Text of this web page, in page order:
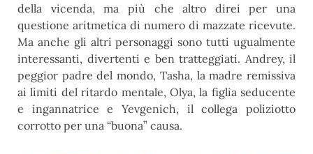
della vicenda, ma più che altro direi per una
questione aritmetica di numero di mazzate ricevute.
Ma anche gli altri personaggi sono tutti ugualmente
interessanti, divertenti e ben tratteggiati. Andrey, il
peggior padre del mondo, Tasha, la madre remissiva
ai limiti del ritardo mentale, Olya, la figlia seducente
e ingannatrice e Yevgenich, il collega poliziotto
corrotto per una “buona” causa.